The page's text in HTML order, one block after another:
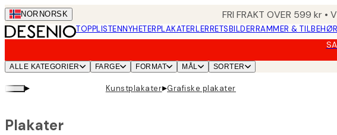
Skip
to
main
NOR NORSK FRI FRAKT OVER 599 kr •
TOPPLISTENNYHETERPLAKATERLERRETSBILDERRAMMER & TILBEHØR
ALLE KATEGORIER FARGE FORMAT MÅL SORTER
▸ Kunstplakater▸Grafiske plakater
Plakater